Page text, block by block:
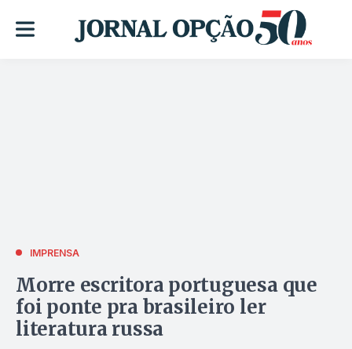
IMPRENSA
Morre escritora portuguesa que
foi ponte pra brasileiro ler
literatura russa